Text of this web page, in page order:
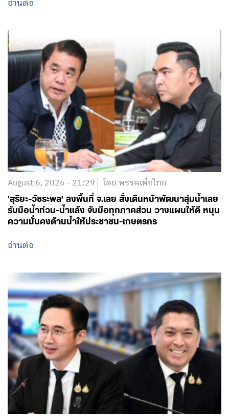
อ่านต่อ
August 6, 2026 - 21:29 โดย พรรคเพื่อไทย
‘สุริยะ-วัชระพล’ ลงพื้นที่ จ.เลย สั่งเดินหน้าพัฒนาลุ่มน้ำเลย
รับมือน้ำท่วม-น้ำแล้ง จับมือทุกภาคส่วน วางแผนให้ดี หนุน
ความมั่นคงด้านน้ำให้ประชาชน-เกษตรกร
อ่านต่อ